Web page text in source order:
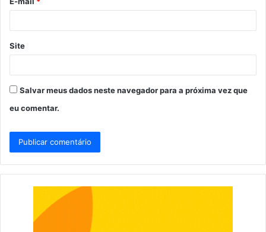
*
Site
Salvar meus dados neste navegador para a próxima vez que
eu comentar.